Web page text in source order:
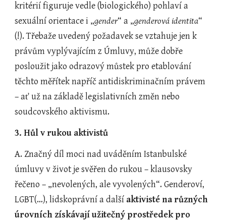
kritérií figuruje vedle (biologického) pohlaví a
sexuální orientace i „gender“ a „genderová identita“
(!). Třebaže uvedený požadavek se vztahuje jen k
právům vyplývajícím z Úmluvy, může dobře
posloužit jako odrazový můstek pro etablování
těchto měřítek napříč antidiskriminačním právem
– ať už na základě legislativních změn nebo
soudcovského aktivismu.
3. Hůl v rukou aktivistů
A. Značný díl moci nad uváděním Istanbulské
úmluvy v život je svěřen do rukou – klausovsky
řečeno – „nevolených, ale vyvolených“. Genderoví,
LGBT(…), lidskoprávní a další aktivisté na různých
úrovních získávají užitečný prostředek pro